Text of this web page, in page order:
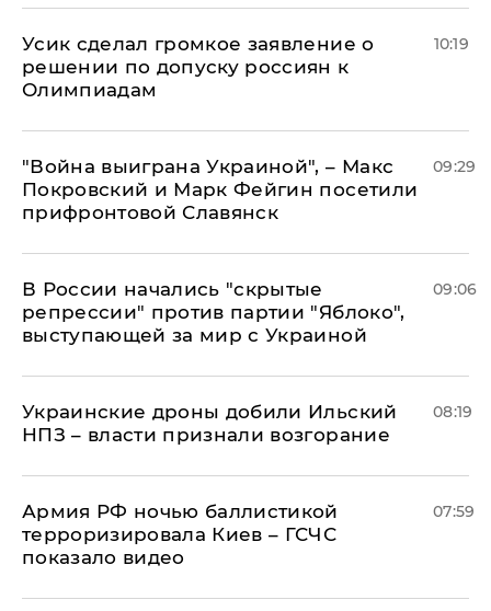
Усик сделал громкое заявление о
решении по допуску россиян к
Олимпиадам
10:19
"Война выиграна Украиной", – Макс
Покровский и Марк Фейгин посетили
прифронтовой Славянск
09:29
В России начались "скрытые
репрессии" против партии "Яблоко",
выступающей за мир с Украиной
09:06
Украинские дроны добили Ильский
НПЗ – власти признали возгорание
08:19
Армия РФ ночью баллистикой
терроризировала Киев – ГСЧС
показало видео
07:59